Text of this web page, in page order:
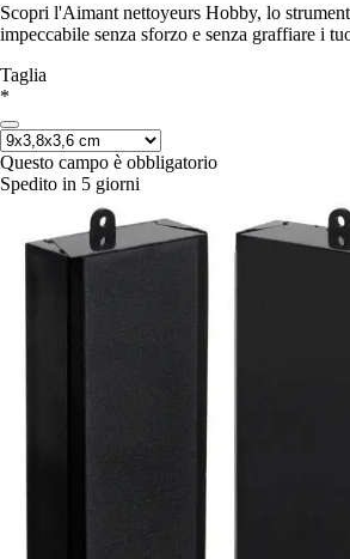
Scopri l'Aimant nettoyeurs Hobby, lo
impeccabile senza sforzo e senza graffiare i
Taglia
*
Questo campo è obbligatorio
Spedito in 5 giorni